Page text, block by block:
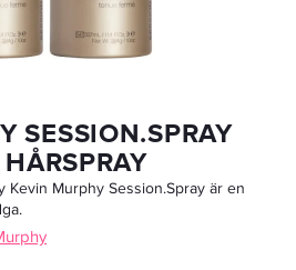
I VARUKORGEN
SESSION.SPRAY
Kevin Murphy Session.Spray är en